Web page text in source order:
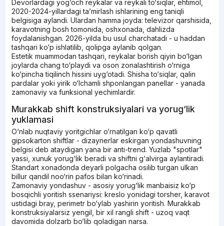
Devorlardagi yog‘och reykalar va reykali to‘siqlar, ehtimol,
2020-2024-yillardagi ta’mirlash ishlarining eng taniqli
belgisiga aylandi. Ulardan hamma joyda: televizor qarshisida,
karavotning bosh tomonida, oshxonada, dahlizda
foydalanishgan. 2026-yilda bu usul charchatadi - u haddan
tashqari ko‘p ishlatilib, qolipga aylanib qolgan.
Estetik muammodan tashqari, reykalar borish qiyin bo‘lgan
joylarda chang to‘playdi va oson zonalashtirish o‘rniga
ko‘pincha tiqilinch hissini uyg‘otadi. Shisha to‘siqlar, qalin
pardalar yoki yirik o‘lchamli shponlangan panellar - yanada
zamonaviy va funksional yechimlardir.
Murakkab shift konstruksiyalari va yorug‘lik
yuklamasi
O‘nlab nuqtaviy yoritgichlar o‘rnatilgan ko‘p qavatli
gipsokarton shiftlar - dizaynerlar eskirgan yondashuvning
belgisi deb ataydigan yana bir anti-trend. Yuzlab "spotlar"
yassi, xunuk yorug‘lik beradi va shiftni g‘alvirga aylantiradi.
Standart xonadonda deyarli polgacha osilib turgan ulkan
billur qandil noo‘rin pafos bilan ko‘rinadi.
Zamonaviy yondashuv - asosiy yorug‘lik manbaisiz ko‘p
bosqichli yoritish ssenariysi: kreslo yonidagi torsher, karavot
ustidagi bray, perimetr bo‘ylab yashirin yoritish. Murakkab
konstruksiyalarsiz yengil, bir xil rangli shift - uzoq vaqt
davomida dolzarb bo‘lib qoladigan narsa.